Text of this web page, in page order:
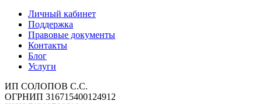
Личный кабинет
Поддержка
Правовые документы
Контакты
Блог
Услуги
ИП СОЛОПОВ С.С.
ОГРНИП 316715400124912